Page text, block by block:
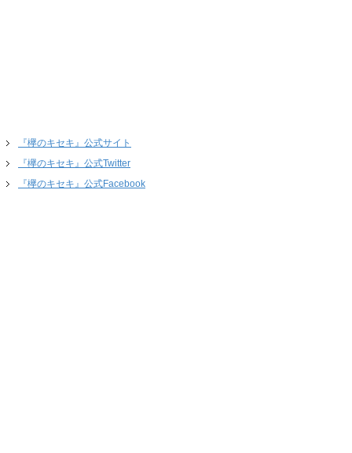
『欅のキセキ』公式サイト
『欅のキセキ』公式Twitter
『欅のキセキ』公式Facebook